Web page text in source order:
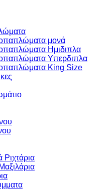
μονά
Ημιδιπλα
Υπερδιπλα
King Size
Ριχτάρια